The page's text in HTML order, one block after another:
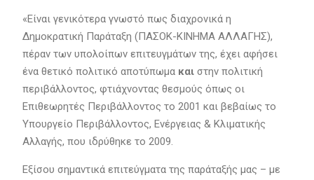
«Είναι γενικότερα γνωστό πως διαχρονικά η
Δημοκρατική Παράταξη (ΠΑΣΟΚ-ΚΙΝΗΜΑ ΑΛΛΑΓΗΣ),
πέραν των υπολοίπων επιτευγμάτων της, έχει αφήσει
ένα θετικό πολιτικό αποτύπωμα καιστην πολιτική
περιβάλλοντος, φτιάχνοντας θεσμούς όπως οι
Επιθεωρητές Περιβάλλοντος το 2001 και βεβαίως το
Υπουργείο Περιβάλλοντος, Ενέργειας & Κλιματικής
Αλλαγής, που ιδρύθηκε το 2009.
Εξίσου σημαντικά επιτεύγματα της παράταξής μας – με